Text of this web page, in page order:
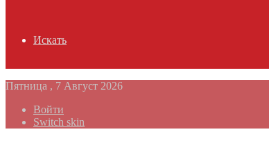
Искать
Пятница , 7 Август 2026
Войти
Switch skin